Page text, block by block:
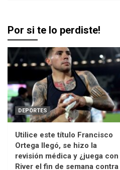
Por si te lo perdiste!
DEPORTES
Utilice este título Francisco
Ortega llegó, se hizo la
revisión médica y ¿juega con
River el fin de semana contra